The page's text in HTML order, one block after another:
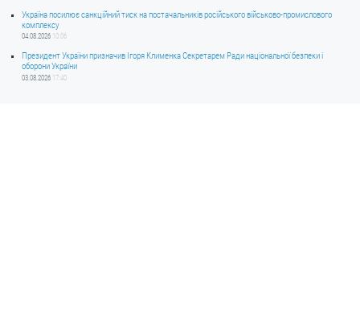
Україна посилює санкційний тиск на постачальників російського військово-промислового
комплексу
04.08.2026 10:06
Президент України призначив Ігоря Клименка Секретарем Ради національної безпеки і
оборони України
03.08.2026 17:40